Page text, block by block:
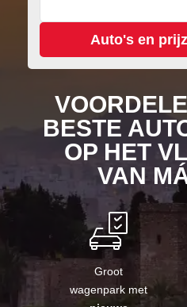
BESTE
OP HET
VAN
Groot
wagenpark met